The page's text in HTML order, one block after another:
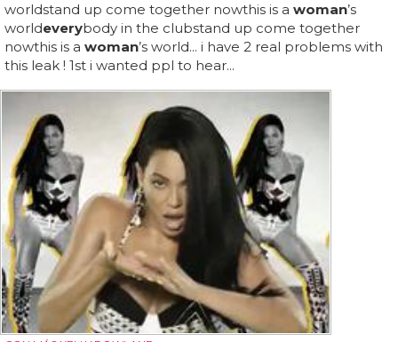
worldstand up come together nowthis is a woman’s
worldeverybody in the clubstand up come together
nowthis is a woman’s world... i have 2 real problems with
this leak ! 1st i wanted ppl to hear...